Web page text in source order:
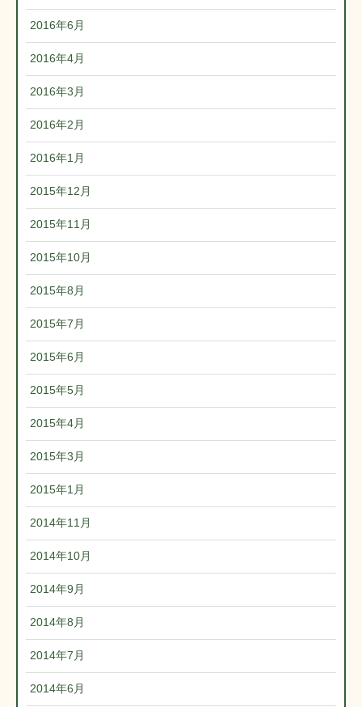
2016年6月
2016年4月
2016年3月
2016年2月
2016年1月
2015年12月
2015年11月
2015年10月
2015年8月
2015年7月
2015年6月
2015年5月
2015年4月
2015年3月
2015年1月
2014年11月
2014年10月
2014年9月
2014年8月
2014年7月
2014年6月